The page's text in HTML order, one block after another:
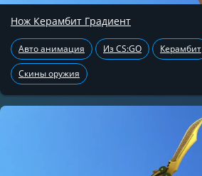
Нож Керамбит Градиент
Авто анимация Из CS:GO Керамбит
Скины оружия